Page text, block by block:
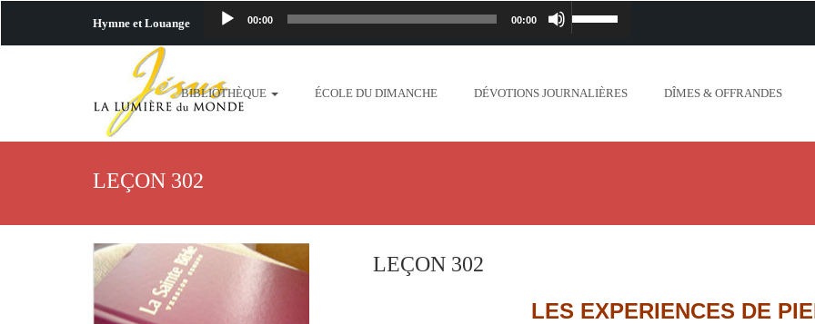
Hymne et Louange Lecteur
00:00 00:00 Utilisez
plus-pres-de-toi.mp3 http://www.lafoiapostolique.org/wp-
BIBLIOTHÈQUE ÉCOLE DU DIMANCHE DÉVOTIONS JOURNALIÈRES DÎMES & OFFRANDES
LEÇON 302
LEÇON 302
LES EXPERIENCES DE